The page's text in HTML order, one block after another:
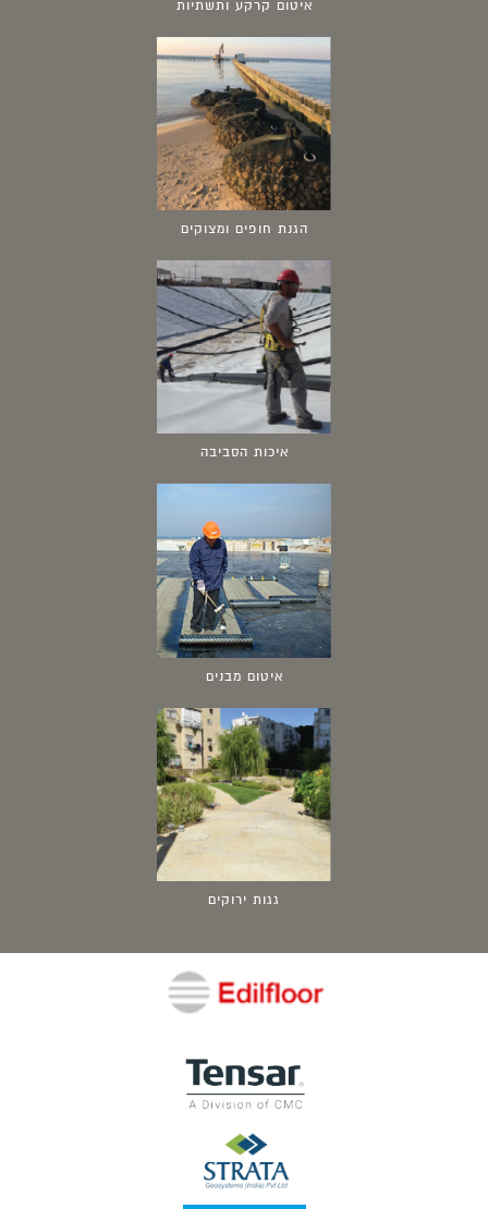
איכות הסביבה
גגות ירוקים
איטום קרקע ותשתיות
איטום מבנים
הגנת חופים ומצוקים